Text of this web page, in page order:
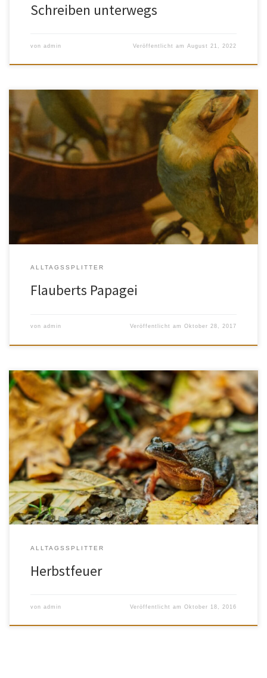
Schreiben unterwegs
von admin Veröffentlicht amAugust 21, 2022
Ein Papagei als literarische Requisite und als Versuch einer
Annäherung an Gustave Flaubert und seine Romanwelten.
ALLTAGSSPLITTER
Flauberts Papagei
von admin Veröffentlicht amOktober 28, 2017
Warum ich den Herbst mag: seine Farben, sein weiches Licht, die
Sonne manchmal heiß, dann wieder kühl, den Regen, den Nebel
und die Sehnsucht nach dem Feuer.
ALLTAGSSPLITTER
Herbstfeuer
von admin Veröffentlicht amOktober 18, 2016